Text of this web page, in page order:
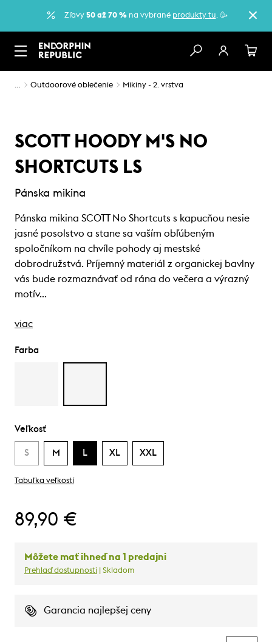
Zľavy 50 až 70 %na vybrané produkty tu. 🥳
… Outdoorové oblečenie Mikiny - 2. vrstva
SCOTT HOODY M'S NO
SHORTCUTS LS
Pánska mikina
Pánska mikina SCOTT No Shortcuts s kapucňou nesie
jasné posolstvo a stane sa vaším obľúbeným
spoločníkom na chvíle pohody aj mestské
dobrodružstvá. Príjemný materiál z organickej bavlny
vás bude rozmaznávať od rána do večera a výrazný
motív…
viac
Farba
Veľkosť
S M L XL XXL
Tabuľka veľkostí
89,90 €
Môžete mať ihneď na 1 predajni
Prehlaď dostupnosti | Skladom
Garancia najlepšej ceny